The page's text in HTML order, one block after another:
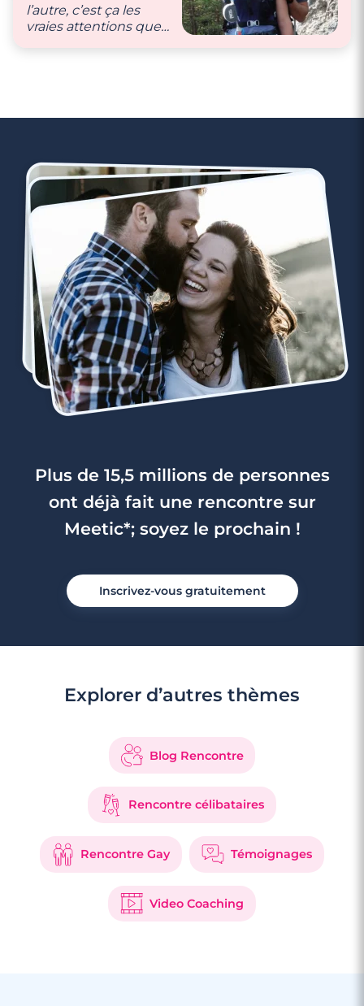
Rencontre à Longjumeau
3 minutes
Rencontre à Mennecy
l’autre, c’est ça les
vraies attentions que
Plus de 15,5 millions de personnes
ont déjà fait une rencontre sur
Meetic*; soyez le prochain !
Inscrivez-vous gratuitement
Explorer d’autres thèmes
Blog Rencontre
Rencontre célibataires
Rencontre Gay Témoignages
Video Coaching